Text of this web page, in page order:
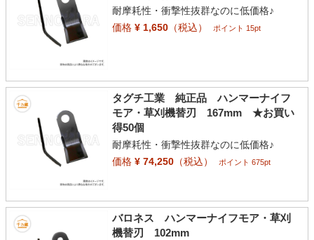
耐摩耗性・衝撃性抜群なのに低価格♪
価格¥ 1,650（税込） ポイント 15pt
タグチ工業 純正品 ハンマーナイフ
モア・草刈機替刃 167mm ★お買い
得50個
耐摩耗性・衝撃性抜群なのに低価格♪
価格¥ 74,250（税込） ポイント 675pt
バロネス ハンマーナイフモア・草刈
機替刃 102mm